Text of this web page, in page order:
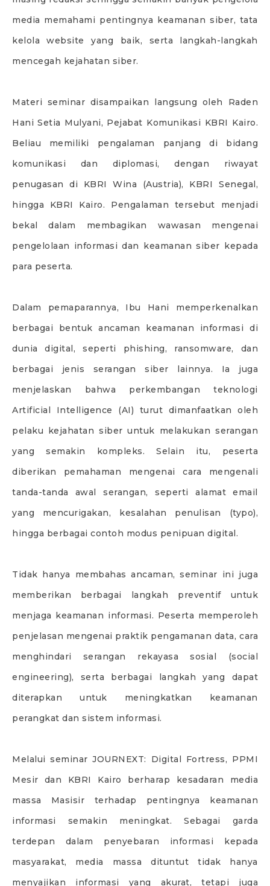
media memahami pentingnya keamanan siber, tata
kelola website yang baik, serta langkah-langkah
mencegah kejahatan siber.
Materi seminar disampaikan langsung oleh Raden
Hani Setia Mulyani, Pejabat Komunikasi KBRI Kairo.
Beliau memiliki pengalaman panjang di bidang
komunikasi dan diplomasi, dengan riwayat
penugasan di KBRI Wina (Austria), KBRI Senegal,
hingga KBRI Kairo. Pengalaman tersebut menjadi
bekal dalam membagikan wawasan mengenai
pengelolaan informasi dan keamanan siber kepada
para peserta.
Dalam pemaparannya, Ibu Hani memperkenalkan
berbagai bentuk ancaman keamanan informasi di
dunia digital, seperti phishing, ransomware, dan
berbagai jenis serangan siber lainnya. Ia juga
menjelaskan bahwa perkembangan teknologi
Artificial Intelligence (AI) turut dimanfaatkan oleh
pelaku kejahatan siber untuk melakukan serangan
yang semakin kompleks. Selain itu, peserta
diberikan pemahaman mengenai cara mengenali
tanda-tanda awal serangan, seperti alamat email
yang mencurigakan, kesalahan penulisan (typo),
hingga berbagai contoh modus penipuan digital.
Tidak hanya membahas ancaman, seminar ini juga
memberikan berbagai langkah preventif untuk
menjaga keamanan informasi. Peserta memperoleh
penjelasan mengenai praktik pengamanan data, cara
menghindari serangan rekayasa sosial (social
engineering), serta berbagai langkah yang dapat
diterapkan untuk meningkatkan keamanan
perangkat dan sistem informasi.
Melalui seminar JOURNEXT: Digital Fortress, PPMI
Mesir dan KBRI Kairo berharap kesadaran media
massa Masisir terhadap pentingnya keamanan
informasi semakin meningkat. Sebagai garda
terdepan dalam penyebaran informasi kepada
masyarakat, media massa dituntut tidak hanya
menyajikan informasi yang akurat, tetapi juga